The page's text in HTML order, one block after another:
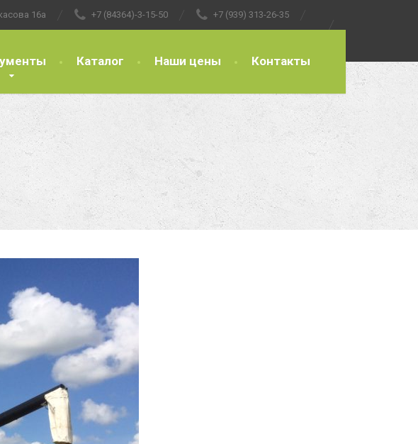
16а +7 (84364)-3-15-50 +7 (939) 313-26-35
Каталог Наши цены Контакты